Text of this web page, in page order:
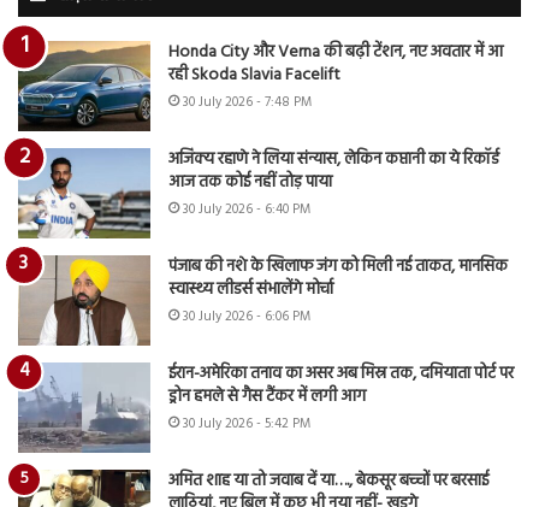
Honda City और Verna की बढ़ी टेंशन, नए अवतार में आ
रही Skoda Slavia Facelift
30 July 2026 - 7:48 PM
अजिंक्य रहाणे ने लिया संन्यास, लेकिन कप्तानी का ये रिकॉर्ड
आज तक कोई नहीं तोड़ पाया
30 July 2026 - 6:40 PM
पंजाब की नशे के खिलाफ जंग को मिली नई ताकत, मानसिक
स्वास्थ्य लीडर्स संभालेंगे मोर्चा
30 July 2026 - 6:06 PM
ईरान-अमेरिका तनाव का असर अब मिस्र तक, दमियाता पोर्ट पर
ड्रोन हमले से गैस टैंकर में लगी आग
30 July 2026 - 5:42 PM
अमित शाह या तो जवाब दें या…., बेकसूर बच्चों पर बरसाई